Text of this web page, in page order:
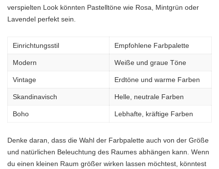
verspielten Look könnten Pastelltöne wie Rosa, Mintgrün oder
Lavendel perfekt sein.
Einrichtungsstil Empfohlene Farbpalette
Modern Weiße und graue Töne
Vintage Erdtöne und warme Farben
Skandinavisch Helle, neutrale Farben
Boho Lebhafte, kräftige Farben
Denke daran, dass die Wahl der Farbpalette auch von der Größe
und natürlichen Beleuchtung des Raumes abhängen kann. Wenn
du einen kleinen Raum größer wirken lassen möchtest, könntest